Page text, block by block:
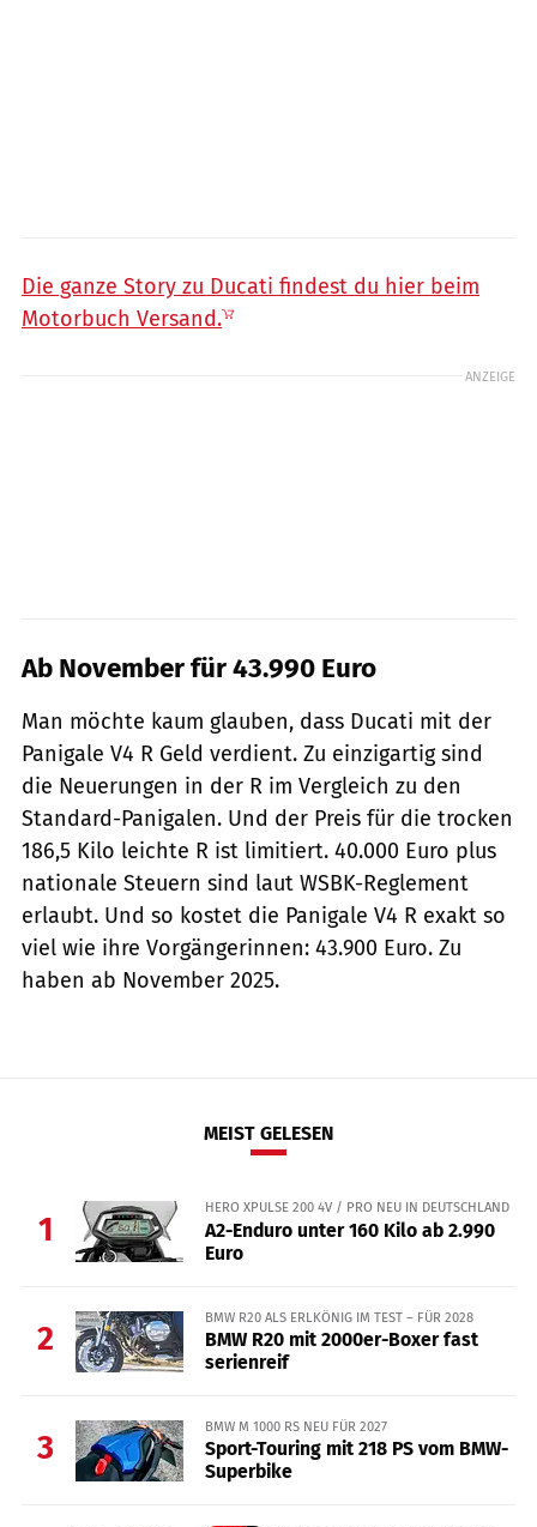
Die ganze Story zu Ducati findest du hier beim
Motorbuch Versand.
ANZEIGE
Ab November für 43.990 Euro
Man möchte kaum glauben, dass Ducati mit der
Panigale V4 R Geld verdient. Zu einzigartig sind
die Neuerungen in der R im Vergleich zu den
Standard-Panigalen. Und der Preis für die trocken
186,5 Kilo leichte R ist limitiert. 40.000 Euro plus
nationale Steuern sind laut WSBK-Reglement
erlaubt. Und so kostet die Panigale V4 R exakt so
viel wie ihre Vorgängerinnen: 43.900 Euro. Zu
haben ab November 2025.
MEIST GELESEN
1
HERO XPULSE 200 4V / PRO NEU IN DEUTSCHLAND
A2-Enduro unter 160 Kilo ab 2.990
Euro
2
BMW R20 ALS ERLKÖNIG IM TEST – FÜR 2028
BMW R20 mit 2000er-Boxer fast
serienreif
3
BMW M 1000 RS NEU FÜR 2027
Sport-Touring mit 218 PS vom BMW-
Superbike